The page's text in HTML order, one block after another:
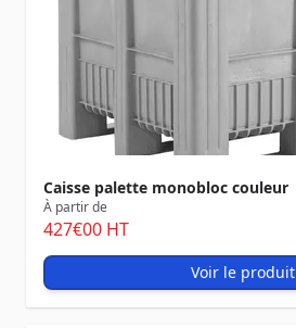
Caisse palette monobloc couleur
À partir de
427€00 HT
Voir le produit